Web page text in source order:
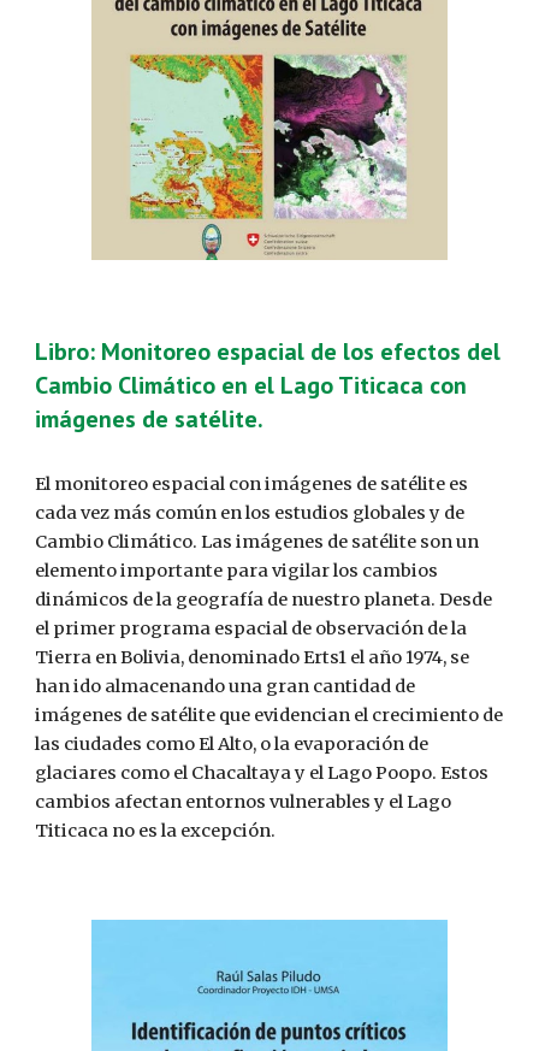
Libro: Monitoreo espacial de los efectos del
Cambio Climático en el Lago Titicaca con
imágenes de satélite.
El monitoreo espacial con imágenes de satélite es
cada vez más común en los estudios globales y de
Cambio Climático. Las imágenes de satélite son un
elemento importante para vigilar los cambios
dinámicos de la geografía de nuestro planeta. Desde
el primer programa espacial de observación de la
Tierra en Bolivia, denominado Erts1 el año 1974, se
han ido almacenando una gran cantidad de
imágenes de satélite que evidencian el crecimiento de
las ciudades como El Alto, o la evaporación de
glaciares como el Chacaltaya y el Lago Poopo. Estos
cambios afectan entornos vulnerables y el Lago
Titicaca no es la excepción.